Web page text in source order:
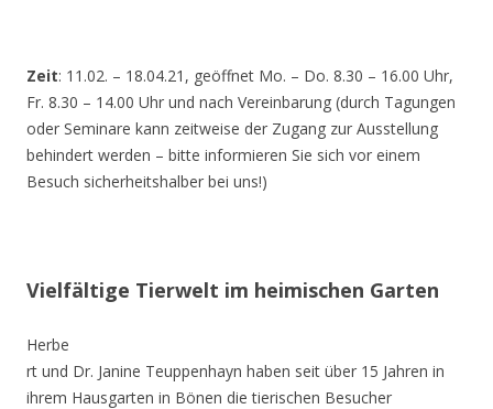
Zeit: 11.02. – 18.04.21, geöffnet Mo. – Do. 8.30 – 16.00 Uhr,
Fr. 8.30 – 14.00 Uhr und nach Vereinbarung (durch Tagungen
oder Seminare kann zeitweise der Zugang zur Ausstellung
behindert werden – bitte informieren Sie sich vor einem
Besuch sicherheitshalber bei uns!)
Vielfältige Tierwelt im heimischen Garten
Herbe
rt und Dr. Janine Teuppenhayn haben seit über 15 Jahren in
ihrem Hausgarten in Bönen die tierischen Besucher